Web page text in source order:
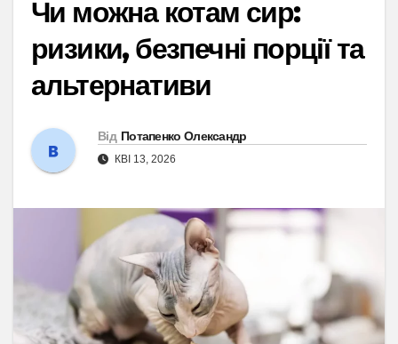
Чи можна котам сир:
ризики, безпечні порції та
альтернативи
Від Потапенко Олександр
КВІ 13, 2026